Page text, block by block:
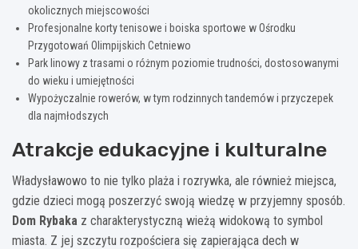
okolicznych miejscowości
Profesjonalne korty tenisowe i boiska sportowe w Ośrodku
Przygotowań Olimpijskich Cetniewo
Park linowy z trasami o różnym poziomie trudności, dostosowanymi
do wieku i umiejętności
Wypożyczalnie rowerów, w tym rodzinnych tandemów i przyczepek
dla najmłodszych
Atrakcje edukacyjne i kulturalne
Władysławowo to nie tylko plaża i rozrywka, ale również miejsca,
gdzie dzieci mogą poszerzyć swoją wiedzę w przyjemny sposób.
Dom Rybaka z charakterystyczną wieżą widokową to symbol
miasta. Z jej szczytu rozpościera się zapierająca dech w